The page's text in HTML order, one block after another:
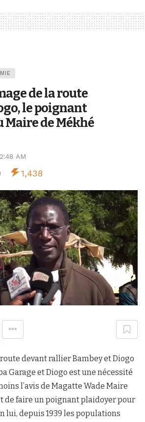
de la route
le poignant
Maire de Mékhé
AM
1,438
devant rallier Bambey et Diogo
Garage et Diogo est une nécessité
l’avis de Magatte Wade Maire
de faire un poignant plaidoyer pour
lui, depuis 1939 les populations